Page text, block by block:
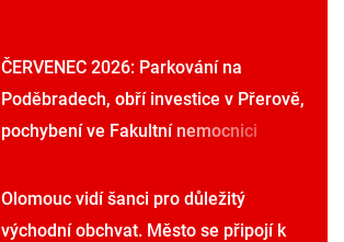
ČERVENEC 2026: Parkování na
Poděbradech, obří investice v Přerově,
pochybení ve Fakultní nemocnici
Olomouc vidí šanci pro důležitý
východní obchvat. Město se připojí k